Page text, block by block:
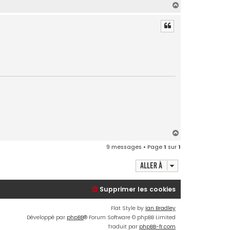
9 messages • Page1 sur1
Aller à
Supprimer les cookies
Flat Style by Ian Bradley
Développé par phpBB® Forum Software © phpBB Limited
Traduit par phpBB-fr.com